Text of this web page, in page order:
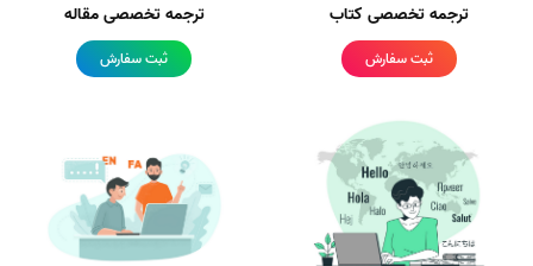
ترجمه تخصصی کتاب
ثبت سفارش
ترجمه تخصصی مقاله
ثبت سفارش